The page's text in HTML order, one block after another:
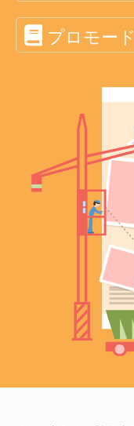
プロモー